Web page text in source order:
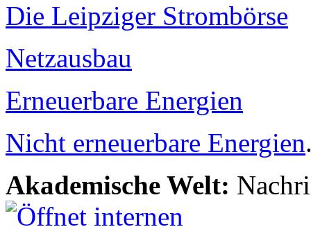
Die Leipziger Strombörse
Netzausbau
Erneuerbare Energien
Nicht erneuerbare Energien
Akademische Welt: